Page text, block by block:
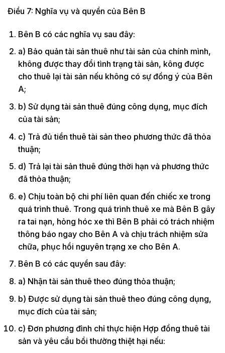
Điều 7: Nghĩa vụ và quyền của Bên B
Bên B có các nghĩa vụ sau đây:
a) Bảo quản tài sản thuê như tài sản của chính mình,
không được thay đổi tình trạng tài sản, kông được
cho thuê lại tài sản nếu không có sự đồng ý của Bên
A;
b) Sử dụng tài sản thuê đúng công dụng, mục đích
của tài sản;
c) Trả đủ tiền thuê tài sản theo phương thức đã thỏa
thuận;
d) Trả lại tài sản thuê đúng thời hạn và phương thức
đã thỏa thuận;
e) Chịu toàn bộ chi phí liên quan đến chiếc xe trong
quá trình thuê. Trong quá trình thuê xe mà Bên B gây
ra tai nạn, hỏng hóc xe thì Bên B phải có trách nhiệm
thông báo ngay cho Bên A và chịu trách nhiệm sửa
chữa, phục hồi nguyên trạng xe cho Bên A.
Bên B có các quyền sau đây:
a) Nhận tài sản thuê theo đúng thỏa thuận;
b) Được sử dụng tài sản thuê theo đúng công dụng,
mục đích của tài sản;
c) Đơn phương đình chỉ thực hiện Hợp đồng thuê tài
sản và yêu cầu bồi thường thiệt hại nếu: